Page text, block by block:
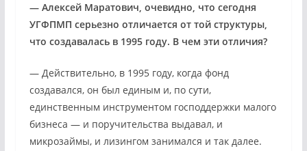
— Алексей Маратович, очевидно, что сегодня
УГФПМП серьезно отличается от той структуры,
что создавалась в 1995 году. В чем эти отличия?
— Действительно, в 1995 году, когда фонд
создавался, он был единым и, по сути,
единственным инструментом господдержки малого
бизнеса — и поручительства выдавал, и
микрозаймы, и лизингом занимался и так далее.